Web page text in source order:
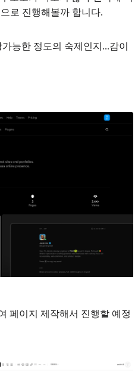
로 진행해볼까 합니다.
능한 정도의 숙제인지...감이
페이지 제작해서 진행할 예정